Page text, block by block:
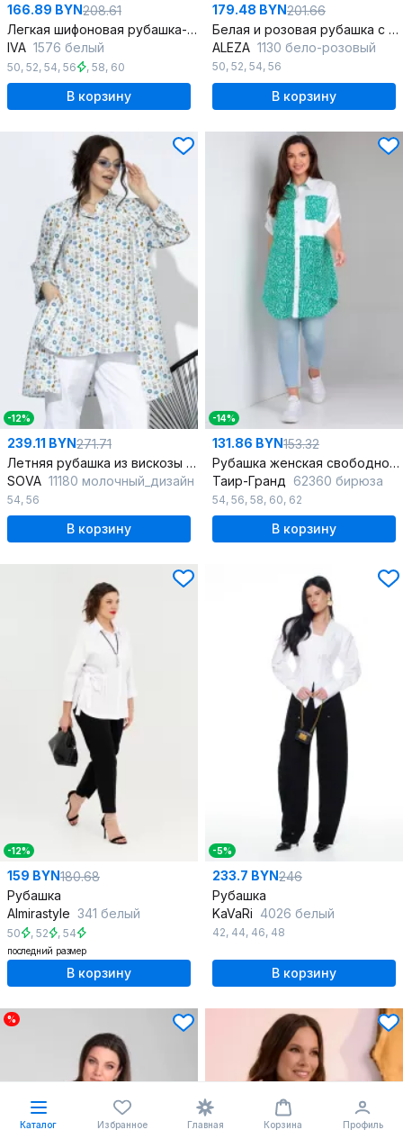
166.89 BYN208.61
Легкая шифоновая рубашка-накидка с накладными карманами
IVA 1576 белый
50, 52, 54, 56 , 58, 60
В корзину
179.48 BYN201.66
Белая и розовая рубашка с стояче-отложным воротником
ALEZA 1130 бело-розовый
50, 52, 54, 56
В корзину
-12%
239.11 BYN271.71
Летняя рубашка из вискозы с мультиколором
SOVA 11180 молочный_дизайн
54, 56
В корзину
-14%
131.86 BYN153.32
Рубашка женская свободного силуэта с длинным рукавом
Таир-Гранд 62360 бирюза
54, 56, 58, 60, 62
В корзину
-12%
159 BYN180.68
Рубашка
Almirastyle 341 белый
50 , 52 , 54
последний размер
В корзину
-5%
233.7 BYN246
Рубашка
KaVaRi 4026 белый
42, 44, 46, 48
В корзину
%
Каталог Избранное Главная Корзина Профиль